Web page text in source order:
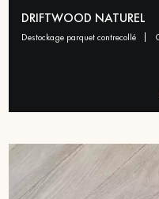
DRIFTWOOD NATUREL
destockage parquet contrecollé